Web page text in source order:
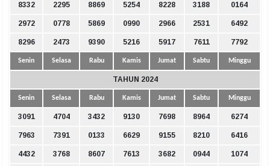
8332 2295 8869 5254 8228 3188 0164
2972 0778 5869 0990 2966 2531 6492
8296 2473 9390 5216 5917 7611 7792
Senin Selasa Rabu Kamis Jumat Sabtu Minggu
TAHUN 2024
Senin Selasa Rabu Kamis Jumat Sabtu Minggu
3091 4704 3432 9130 7698 8964 6274
7963 7391 0133 6629 9155 8210 6416
4432 3768 8607 7613 3682 0944 1074